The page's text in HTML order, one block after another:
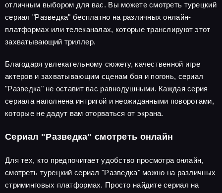
отличным выбором для вас. Вы можете смотреть турецкий
сериал "Разведка" бесплатно на различных онлайн-
платформах или телеканалах, которые транслируют этот
захватывающий триллер.
Благодаря увлекательному сюжету, качественной игре
актеров и захватывающим сценам боя и погонь, сериал
"Разведка" не оставит вас равнодушными. Каждая серия
сериала наполнена интригой и неожиданными поворотами,
которые не дадут вам оторваться от экрана.
Сериал "Разведка" смотреть онлайн
Для тех, кто предпочитает удобство просмотра онлайн,
смотреть турецкий сериал "Разведка" можно на различных
стриминговых платформах. Просто найдите сериал на